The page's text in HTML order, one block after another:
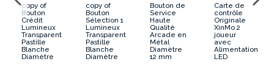
Dimension cosses Microswitch 4.8 mm
Diametre percage 28 mm
copy of
Bouton
Crédit
Lumineux
Transparent
Pastille
Blanche
Diamètre
copy of
Bouton
Sélection 1
Lumineux
Transparent
Pastille
Blanche
Diamètre
Bouton de
Service
Haute
Qualité
Arcade en
Métal
Diamètre
12 mm
Carte de
contrôle
Originale
XinMo 2
joueur
avec
Alimentation
LED